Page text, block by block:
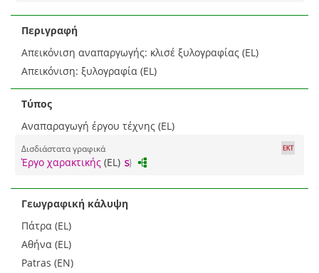
Περιγραφή
Απεικόνιση αναπαργωγής: κλισέ ξυλογραφίας (EL)
Απεικόνιση: ξυλογραφία (EL)
Τύπος
Αναπαραγωγή έργου τέχνης (EL)
Δισδιάστατα γραφικά
Έργο χαρακτικής (EL)
Γεωγραφική κάλυψη
Πάτρα (EL)
Αθήνα (EL)
Patras (EN)